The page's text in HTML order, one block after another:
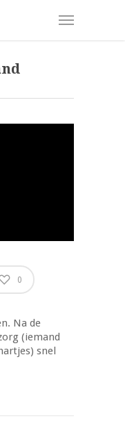
0
Na de
(iemand
snel